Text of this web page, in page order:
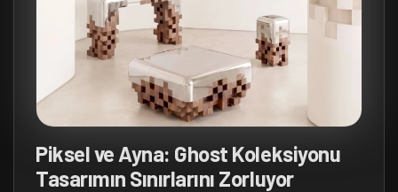
Piksel ve Ayna: Ghost Koleksiyonu
Tasarımın Sınırlarını Zorluyor